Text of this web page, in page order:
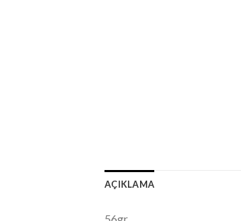
AÇIKLAMA
56gr